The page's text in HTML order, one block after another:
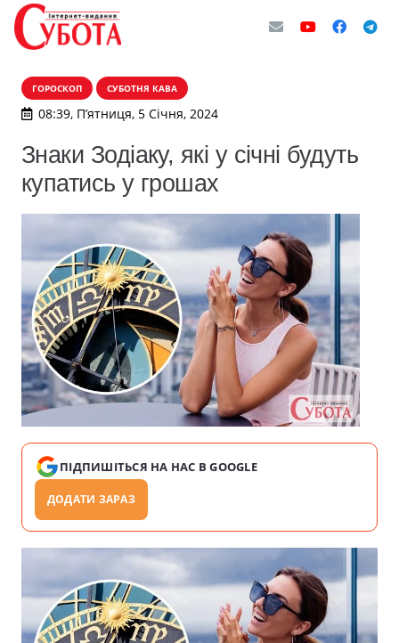
ГОРОСКОП СУБОТНЯ КАВА
08:39, П’ятниця, 5 Січня, 2024
Знаки Зодіаку, які у січні будуть
купатись у грошах
ПІДПИШІТЬСЯ НА НАС В GOOGLE
ДОДАТИ ЗАРАЗ